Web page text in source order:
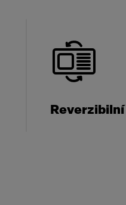
Reverzibilní